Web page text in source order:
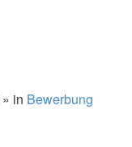
» in Bewerbung